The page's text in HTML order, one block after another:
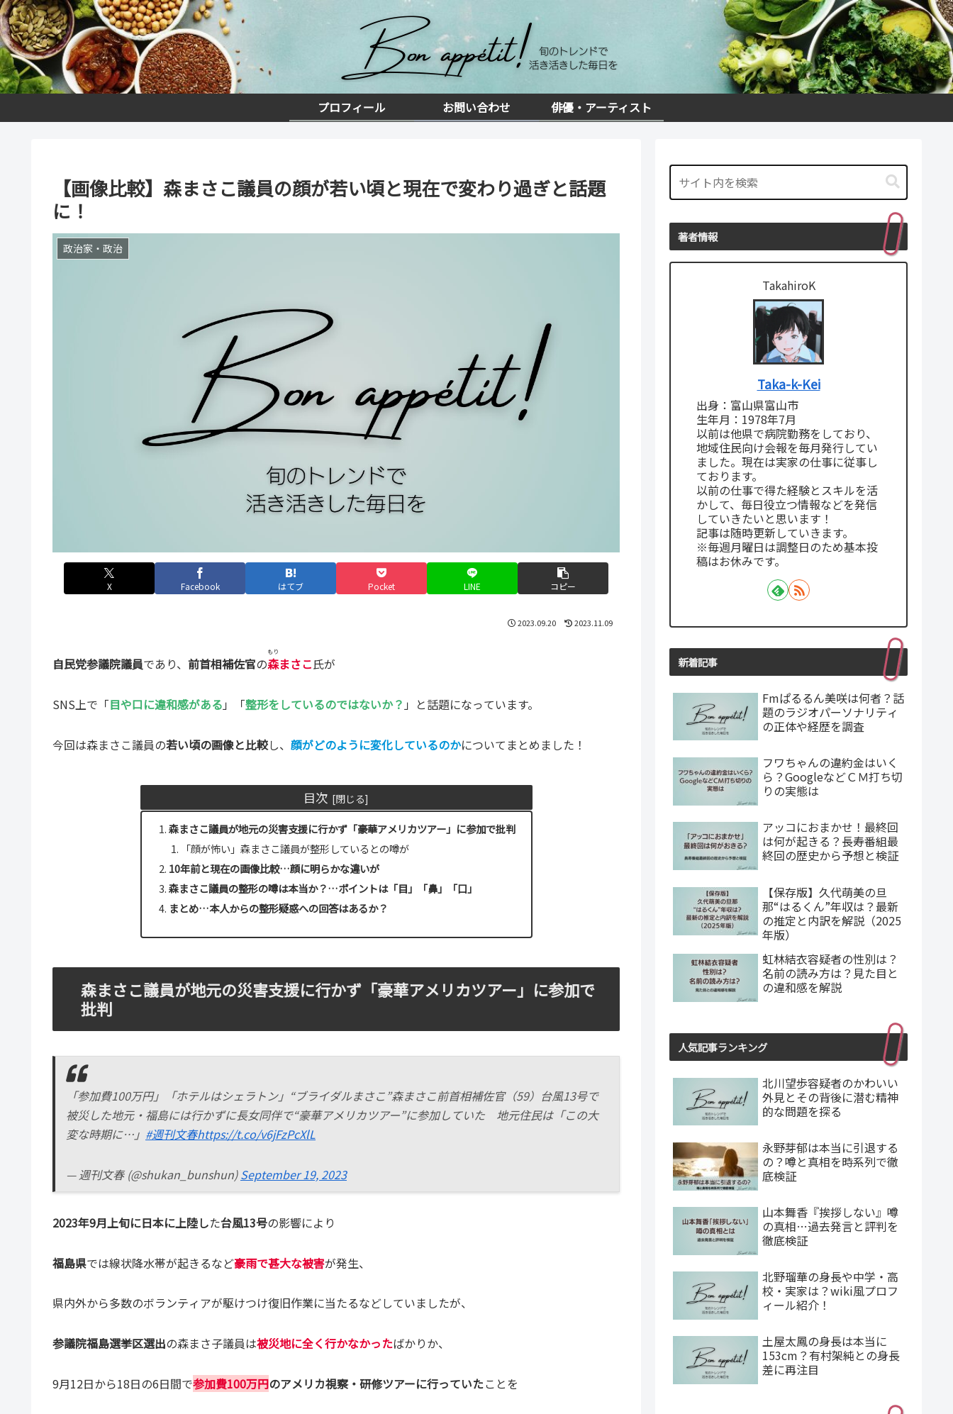
プロフィール お問い合わせ 俳優・アーティスト
【画像比較】森まさこ議員の顔が若い頃と現在で変わり過ぎと話題
に！
政治家・政治
X Facebook はてブ Pocket LINE コピー
2023.09.20 2023.11.09
自民党参議院議員であり、 前首相補佐官の森
もり
まさこ氏が
SNS上で「目や口に違和感がある 」「整形をしているのではないか？ 」と話題になっています。
今回は森まさこ議員の若い頃の画像と比較し、 顔がどのように変化しているのかについてまとめました！
目次
森まさこ議員が地元の災害支援に行かず「豪華アメリカツアー」に参加で批判
「顔が怖い」森まさこ議員が整形しているとの噂が
10年前と現在の画像比較…顔に明らかな違いが
森まさこ議員の整形の噂は本当か？…ポイントは「目」「鼻」「口」
まとめ…本人からの整形疑惑への回答はあるか？
森まさこ議員が地元の災害支援に行かず「豪華アメリカツアー」に参加で
批判
「参加費100万円」「ホテルはシェラトン」“ブライダルまさこ”森まさこ前首相補佐官（59）台風13号で
被災した地元・福島には行かずに長女同伴で“豪華アメリカツアー”に参加していた 地元住民は「この大
変な時期に…」 #週刊文春https://t.co/v6jFzPcXlL
— 週刊文春 (@shukan_bunshun)September 19, 2023
2023年9月上旬に日本に上陸した台風13号の影響により
福島県では線状降水帯が起きるなど豪雨で甚大な被害が発生、
県内外から多数のボランティアが駆けつけ復旧作業に当たるなどしていましたが、
参議院福島選挙区選出の森まさ子議員は被災地に全く行かなかったばかりか、
9月12日から18日の6日間で参加費100万円のアメリカ視察・研修ツアーに行っていたことを
著者情報
TakahiroK
Taka-k-Kei
出身：富山県富山市
生年月：1978年7月
以前は他県で病院勤務をしており、
地域住民向け会報を毎月発行してい
ました。現在は実家の仕事に従事し
ております。
以前の仕事で得た経験とスキルを活
かして、毎日役立つ情報などを発信
していきたいと思います！
記事は随時更新していきます。
※毎週月曜日は調整日のため基本投
稿はお休みです。
新着記事
Fmぱるるん美咲は何者？話
題のラジオパーソナリティ
の正体や経歴を調査
フワちゃんの違約金はいく
ら？GoogleなどＣＭ打ち切
りの実態は
アッコにおまかせ！最終回
は何が起きる？長寿番組最
終回の歴史から予想と検証
【保存版】久代萌美の旦
那“はるくん”年収は？最新
の推定と内訳を解説（2025
年版）
虹林結衣容疑者の性別は？
名前の読み方は？見た目と
の違和感を解説
人気記事ランキング
北川望歩容疑者のかわいい
外見とその背後に潜む精神
的な問題を探る
永野芽郁は本当に引退する
の？噂と真相を時系列で徹
底検証
山本舞香『挨拶しない』噂
の真相…過去発言と評判を
徹底検証
北野瑠華の身長や中学・高
校・実家は？wiki風プロフ
ィール紹介！
土屋太鳳の身長は本当に
153cm？有村架純との身長
差に再注目